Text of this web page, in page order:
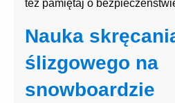
też pamiętaj o
Nauka
ślizgowego na
snowboardzie